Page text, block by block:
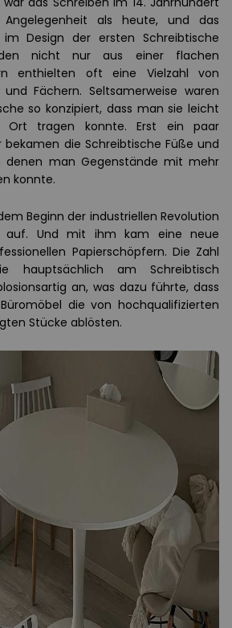
als heute, und das
Design der ersten Schreibtische
nicht nur aus einer flachen
enthielten oft eine Vielzahl von
Fächern. Seltsamerweise waren
so konzipiert, dass man sie leicht
Ort tragen konnte. Erst ein paar
die Schreibtische Füße und
denen man Gegenstände mit mehr
konnte.
Beginn der industriellen Revolution
auf. Und mit ihm kam eine neue
Papierschöpfern. Die Zahl
hauptsächlich am Schreibtisch
an, was dazu führte, dass
die von hochqualifizierten
Stücke ablösten.